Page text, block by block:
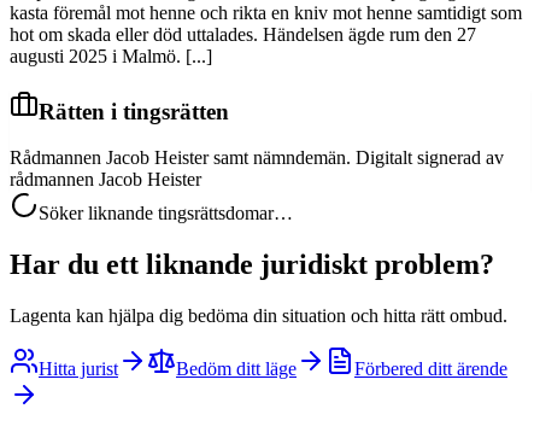
kasta föremål mot henne och rikta en kniv mot henne samtidigt som
hot om skada eller död uttalades. Händelsen ägde rum den 27
augusti 2025 i Malmö. [...]
Rätten i tingsrätten
Rådmannen Jacob Heister samt nämndemän. Digitalt signerad av
rådmannen Jacob Heister
Söker liknande tingsrättsdomar…
Har du ett liknande juridiskt problem?
Lagenta kan hjälpa dig bedöma din situation och hitta rätt ombud.
Hitta jurist Bedöm ditt läge Förbered ditt ärende